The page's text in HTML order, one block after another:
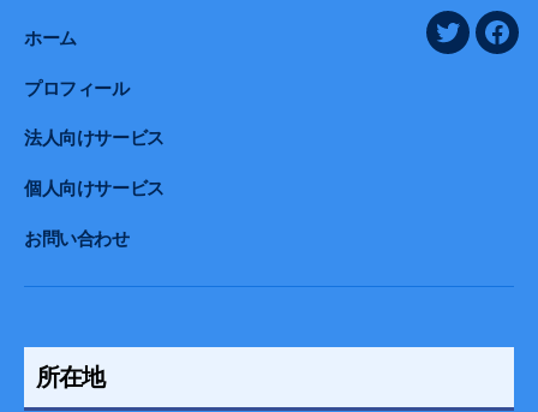
ホーム
プロフィール
法人向けサービス
個人向けサービス
お問い合わせ
twitter
所在地